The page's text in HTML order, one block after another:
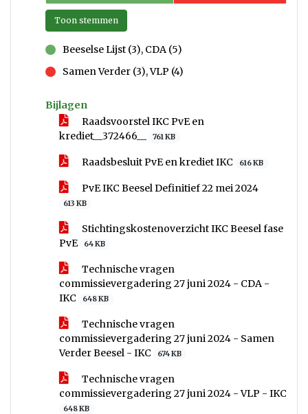
Toon stemmen
Beeselse Lijst (3), CDA (5)
Samen Verder (3), VLP (4)
Bijlagen
Raadsvoorstel IKC PvE en
krediet__372466__
761 KB
Raadsbesluit PvE en krediet IKC 616 KB
PvE IKC Beesel Definitief 22 mei 2024
613 KB
Stichtingskostenoverzicht IKC Beesel fase
PvE
64 KB
Technische vragen
commissievergadering 27 juni 2024 - CDA -
IKC
648 KB
Technische vragen
commissievergadering 27 juni 2024 - Samen
Verder Beesel - IKC
674 KB
Technische vragen
commissievergadering 27 juni 2024 - VLP - IKC
648 KB